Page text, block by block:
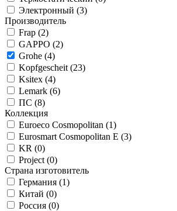
Электронный (3)
Производитель
Frap (2)
GAPPO (2)
Grohe (4)
Kopfgescheit (23)
Ksitex (4)
Lemark (6)
ПС (8)
Коллекция
Euroeco Cosmopolitan (1)
Eurosmart Cosmopolitan E (3)
KR (0)
Project (0)
Страна изготовитель
Германия (1)
Китай (0)
Россия (0)